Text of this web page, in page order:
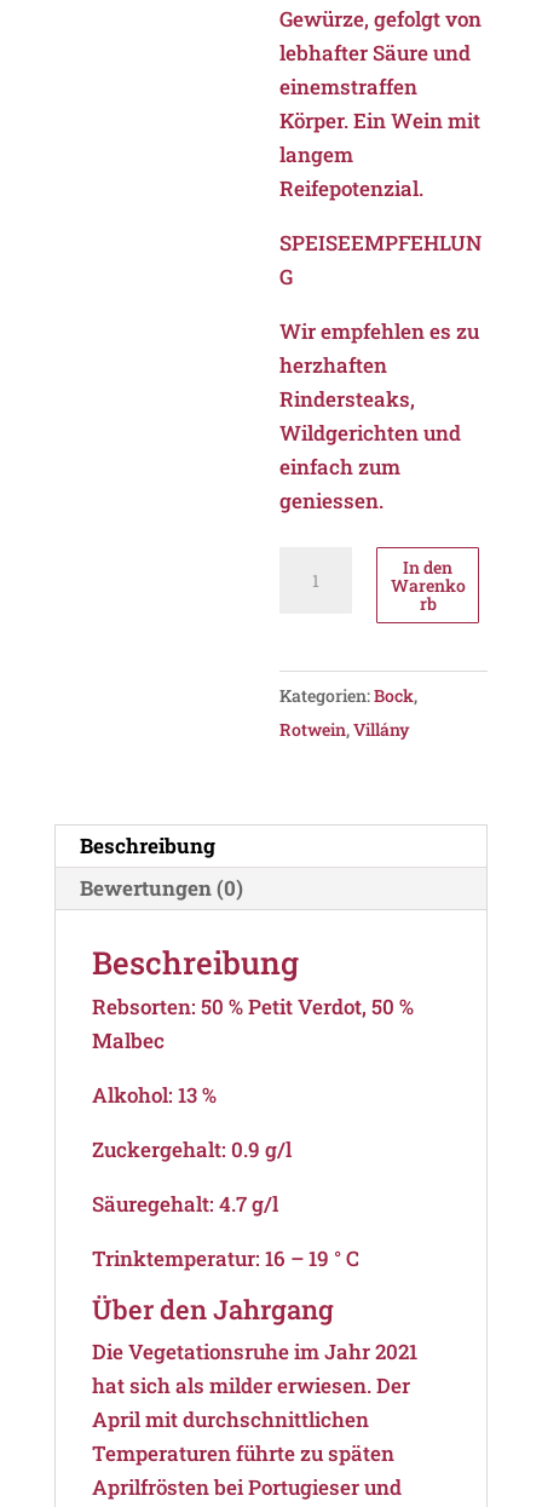
Gewürze, gefolgt von
lebhafter Säure und
einemstraffen
Körper. Ein Wein mit
langem
Reifepotenzial.
SPEISEEMPFEHLUN
G
Wir empfehlen es zu
herzhaften
Rindersteaks,
Wildgerichten und
einfach zum
geniessen.
Petit
2021,
PDO
Villány
In den
Warenko
rb
Kategorien:Bock,
Rotwein,Villány
Beschreibung
Bewertungen (0)
Beschreibung
Rebsorten: 50 % Petit Verdot, 50 %
Malbec
Alkohol: 13 %
Zuckergehalt: 0.9 g/l
Säuregehalt: 4.7 g/l
Trinktemperatur: 16 – 19 ° C
Über den Jahrgang
Die Vegetationsruhe im Jahr 2021
hat sich als milder erwiesen. Der
April mit durchschnittlichen
Temperaturen führte zu späten
Aprilfrösten bei Portugieser und